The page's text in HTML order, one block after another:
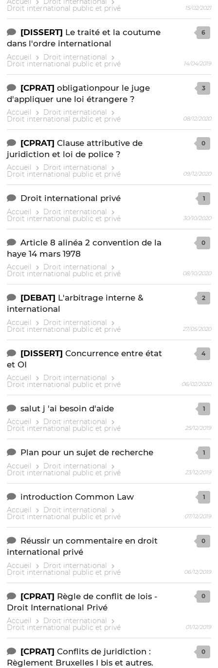
Droit international public et privé 15/02/2021
[DISSERT] Le traité et la coutume
dans l'ordre international
Accueil Droit international
Droit international public et privé
6
14/04/2019
[CPRAT] obligationpour le juge
d'appliquer une loi étrangere ?
Accueil Droit international
Droit international public et privé
3
08/12/2020
[CPRAT] Clause attributive de
juridiction et loi de police ?
Accueil Droit international
Droit international public et privé
0
09/12/2020
Droit international privé
Accueil Droit international
Droit international public et privé
1
30/10/2020
Article 8 alinéa 2 convention de la
haye 14 mars 1978
Accueil Droit international
Droit international public et privé
0
08/10/2020
[DEBAT] L'arbitrage interne &
international
Accueil Droit international
Droit international public et privé
2
27/05/2020
[DISSERT] Concurrence entre état
et OI
Accueil Droit international
Droit international public et privé
4
06/02/2020
salut j 'ai besoin d'aide
Accueil Droit international
Droit international public et privé
1
25/12/2019
Plan pour un sujet de recherche
Accueil Droit international
Droit international public et privé
1
23/12/2019
introduction Common Law
Accueil Droit international
Droit international public et privé
1
07/12/2019
Réussir un commentaire en droit
international privé
Accueil Droit international
Droit international public et privé
0
06/12/2019
[CPRAT] Règle de conflit de lois -
Droit International Privé
Accueil Droit international
Droit international public et privé
0
01/12/2019
[CPRAT] Conflits de juridiction :
Règlement Bruxelles I bis et autres.
0